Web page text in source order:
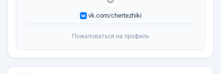
vk.com/chertezhiki
Пожаловаться на профиль